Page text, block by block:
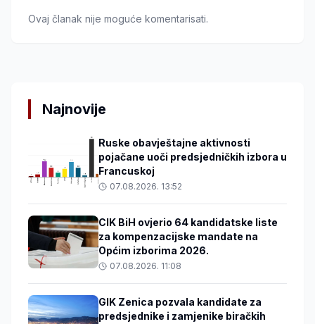
Ovaj članak nije moguće komentarisati.
Najnovije
Ruske obavještajne aktivnosti
pojačane uoči predsjedničkih izbora u
Francuskoj
07.08.2026. 13:52
CIK BiH ovjerio 64 kandidatske liste
za kompenzacijske mandate na
Općim izborima 2026.
07.08.2026. 11:08
GIK Zenica pozvala kandidate za
predsjednike i zamjenike biračkih